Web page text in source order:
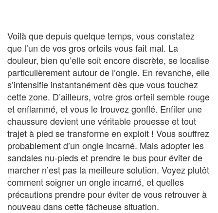
Voilà que depuis quelque temps, vous constatez
que l’un de vos gros orteils vous fait mal. La
douleur, bien qu’elle soit encore discrète, se localise
particulièrement autour de l’ongle. En revanche, elle
s’intensifie instantanément dès que vous touchez
cette zone. D’ailleurs, votre gros orteil semble rouge
et enflammé, et vous le trouvez gonflé. Enfiler une
chaussure devient une véritable prouesse et tout
trajet à pied se transforme en exploit ! Vous souffrez
probablement d’un ongle incarné. Mais adopter les
sandales nu-pieds et prendre le bus pour éviter de
marcher n’est pas la meilleure solution. Voyez plutôt
comment soigner un ongle incarné, et quelles
précautions prendre pour éviter de vous retrouver à
nouveau dans cette fâcheuse situation.